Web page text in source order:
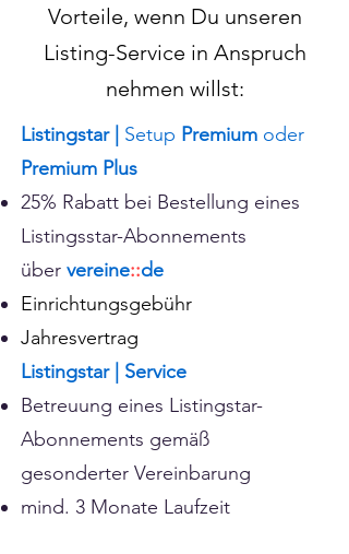
Vorteile, wenn Du unseren
Listing-Service in Anspruch
nehmen willst:
Listingstar | Setup Premium oder
Premium Plus
25% Rabatt bei Bestellung eines
Listingsstar-Abonnements
über vereine::de
Einrichtungsgebühr
Jahresvertrag
Listingstar | Service
Betreuung eines Listingstar-
Abonnements gemäß
gesonderter Vereinbarung
mind. 3 Monate Laufzeit